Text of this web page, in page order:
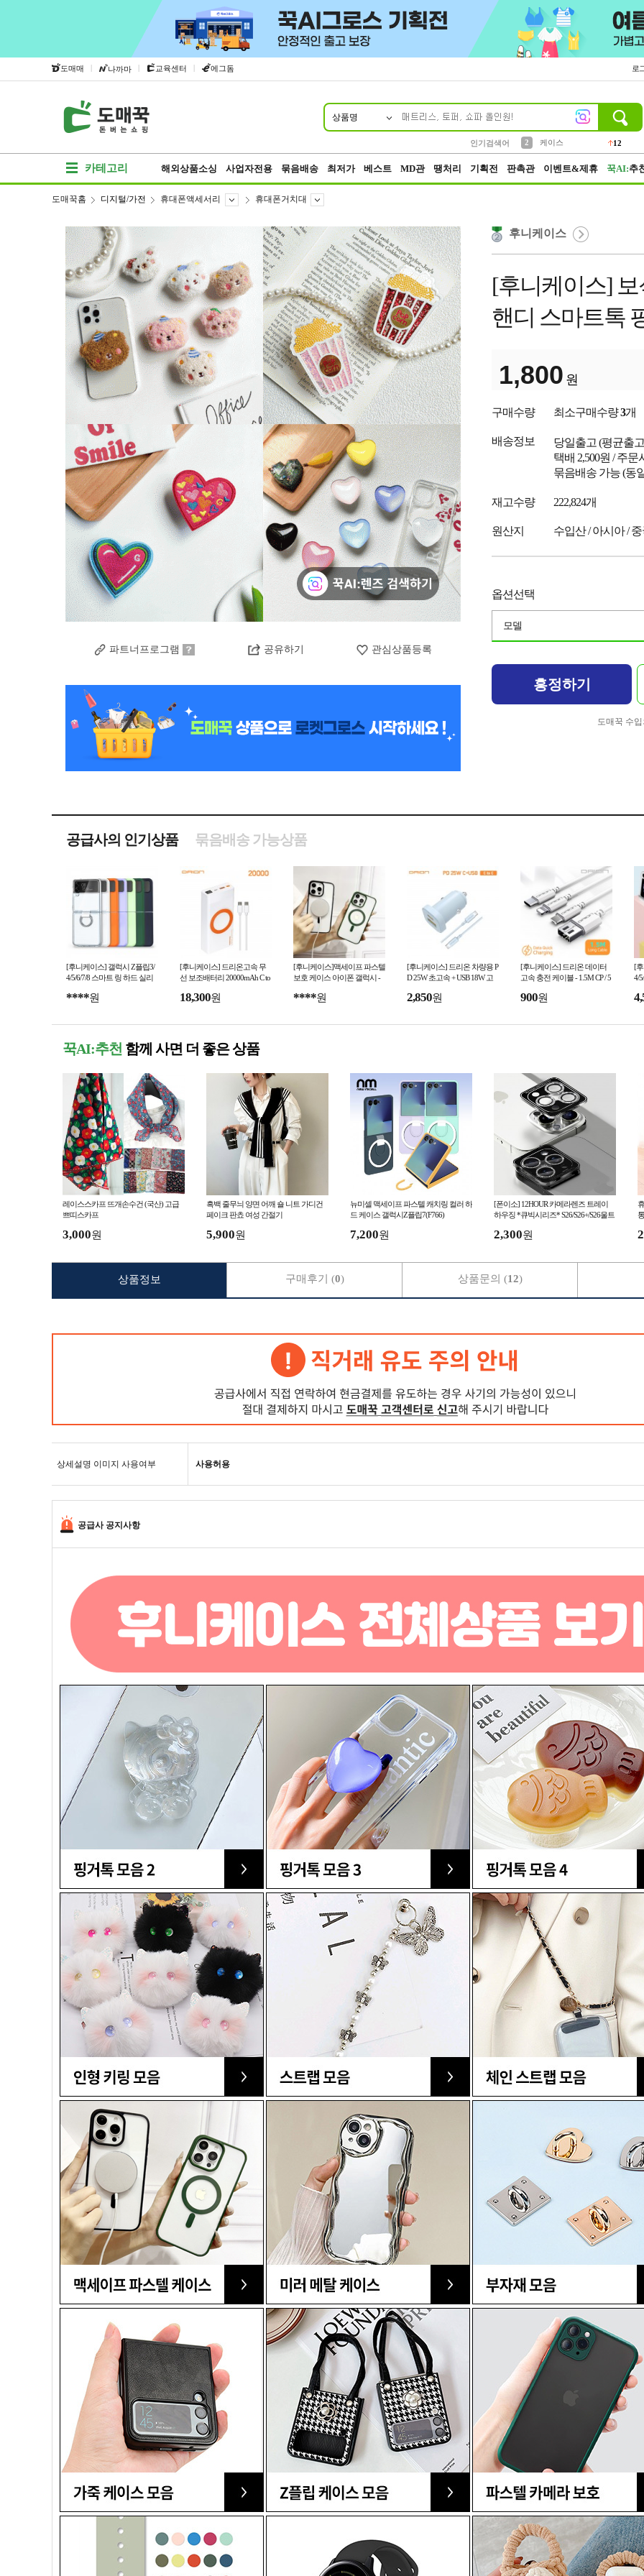
도매매 | 나까마 | 교육센터 | 에그돔 로
상품명
인기검색어
2
케이스
12
카테고리 해외상품소싱 사업자전용 묶음배송 최저가 베스트 MD관 땡처리 기획전 판촉관 이벤트&제휴 꾹AI:추
도매꾹홈 디지털/가전 휴대폰액세서리 휴대폰거치대
파트너프로그램 공유하기 관심상품등록
후니케이스
[후니케이스]
핸디 스마트톡
1,800 원
구매수량 최소구매수량3개
배송정보 당일출고 (평균출
택배 2,500원 / 주문
묶음배송 가능 (동
재고수량 222,824개
원산지 수입산 / 아시아 /
옵션선택
모델
흥정하기
도매꾹 수
공급사의 인기상품 묶음배송 가능상품
[후니케이스] 갤럭시 Z플립3/
4/5/6/7/8 스마트 링 하드 실리
트/컬러) -사업자
****원
[후니케이스] 드리온고속 무
선 보조배터리 20000mAh C to
18,300원
[후니케이스]맥세이프 파스텔
보호 케이스 아이폰 갤럭시 -
****원
[후니케이스] 드리온 차량용 P
D 25W 초고속 + USB 18W 고
C)
2,850원
[후니케이스] 드리온 데이터
고속 충전 케이블 - 1.5M CP / 5
900원
[
4/
꾹AI:추천 함께 사면 더 좋은 상품
레이스스카프 뜨개손수건 (국산) 고급
쁘띠스카프
3,000원
흑백 줄무늬 양면 어깨 숄 니트 가디건
페이크 판쵸 여성 간절기
5,900원
뉴미셀 맥세이프 파스텔 캐치링 컬러 하
드 케이스 갤럭시Z플립7(F766)
7,200원
[폰이소] 12HOUR 카메라렌즈 트레이
하우징 *큐빅시리즈* S26/S26+/S26울트
2,300원
상세설명 이미지 사용여부 사용허용
공급사 공지사항
상품정보 구매후기 (0) 상품문의 (12)